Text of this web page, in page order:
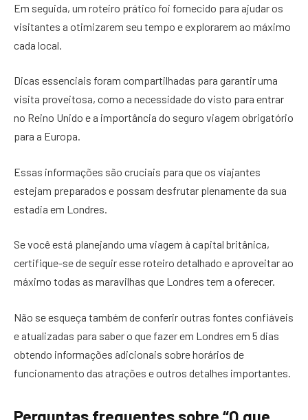
Em seguida, um roteiro prático foi fornecido para ajudar os
visitantes a otimizarem seu tempo e explorarem ao máximo
cada local.
Dicas essenciais foram compartilhadas para garantir uma
visita proveitosa, como a necessidade do visto para entrar
no Reino Unido e a importância do seguro viagem obrigatório
para a Europa.
Essas informações são cruciais para que os viajantes
estejam preparados e possam desfrutar plenamente da sua
estadia em Londres.
Se você está planejando uma viagem à capital britânica,
certifique-se de seguir esse roteiro detalhado e aproveitar ao
máximo todas as maravilhas que Londres tem a oferecer.
Não se esqueça também de conferir outras fontes confiáveis
e atualizadas para saber o que fazer em Londres em 5 dias
obtendo informações adicionais sobre horários de
funcionamento das atrações e outros detalhes importantes.